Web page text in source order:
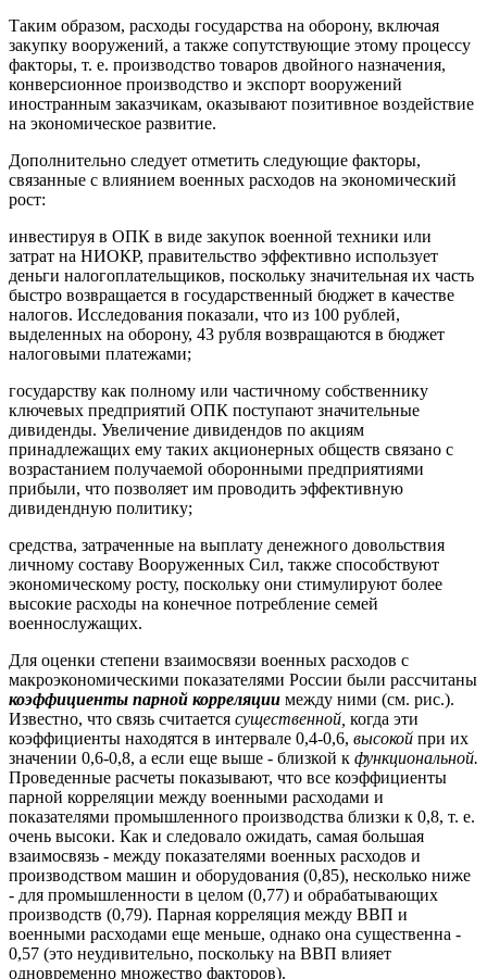
Таким образом, расходы государства на оборону, включая
закупку вооружений, а также сопутствующие этому процессу
факторы, т. е. производство товаров двойного назначения,
конверсионное производство и экспорт вооружений
иностранным заказчикам, оказывают позитивное воздействие
на экономическое развитие.
Дополнительно следует отметить следующие факторы,
связанные с влиянием военных расходов на экономический
рост:
инвестируя в ОПК в виде закупок военной техники или
затрат на НИОКР, правительство эффективно использует
деньги налогоплательщиков, поскольку значительная их часть
быстро возвращается в государственный бюджет в качестве
налогов. Исследования показали, что из 100 рублей,
выделенных на оборону, 43 рубля возвращаются в бюджет
налоговыми платежами;
государству как полному или частичному собственнику
ключевых предприятий ОПК поступают значительные
дивиденды. Увеличение дивидендов по акциям
принадлежащих ему таких акционерных обществ связано с
возрастанием получаемой оборонными предприятиями
прибыли, что позволяет им проводить эффективную
дивидендную политику;
средства, затраченные на выплату денежного довольствия
личному составу Вооруженных Сил, также способствуют
экономическому росту, поскольку они стимулируют более
высокие расходы на конечное потребление семей
военнослужащих.
Для оценки степени взаимосвязи военных расходов с
макроэкономическими показателями России были рассчитаны
коэффициенты парной корреляции между ними (см. рис.).
Известно, что связь считается существенной, когда эти
коэффициенты находятся в интервале 0,4-0,6, высокой при их
значении 0,6-0,8, а если еще выше - близкой к функциональной.
Проведенные расчеты показывают, что все коэффициенты
парной корреляции между военными расходами и
показателями промышленного производства близки к 0,8, т. е.
очень высоки. Как и следовало ожидать, самая большая
взаимосвязь - между показателями военных расходов и
производством машин и оборудования (0,85), несколько ниже
- для промышленности в целом (0,77) и обрабатывающих
производств (0,79). Парная корреляция между ВВП и
военными расходами еще меньше, однако она существенна -
0,57 (это неудивительно, поскольку на ВВП влияет
одновременно множество факторов).